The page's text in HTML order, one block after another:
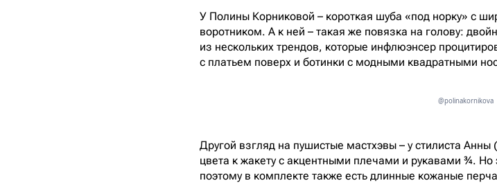
У Полины Корниковой – короткая шуба «под норку» с
воротником. А к ней – такая же повязка на голову:
из нескольких трендов, которые инфлюэнсер
с платьем поверх и ботинки с модными квадратными
@polinakornikova
Другой взгляд на пушистые мастхэвы – у стилиста
цвета к жакету с акцентными плечами и рукавами ¾. Но
поэтому в комплекте также есть длинные кожаные